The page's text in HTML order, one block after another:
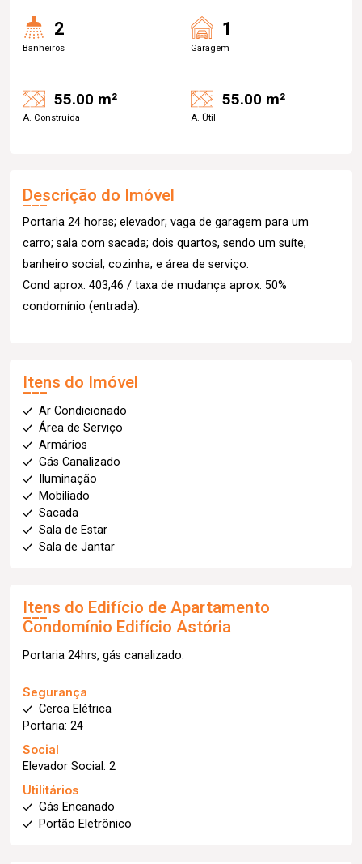
2
Banheiros
1
Garagem
55.00 m²
A. Construída
55.00 m²
A. Útil
Descrição do Imóvel
Portaria 24 horas; elevador; vaga de garagem para um
carro; sala com sacada; dois quartos, sendo um suíte;
banheiro social; cozinha; e área de serviço.
Cond aprox. 403,46 / taxa de mudança aprox. 50%
condomínio (entrada).
Itens do Imóvel
Ar Condicionado
Área de Serviço
Armários
Gás Canalizado
Iluminação
Mobiliado
Sacada
Sala de Estar
Sala de Jantar
Itens do Edifício de Apartamento
Condomínio Edifício Astória
Portaria 24hrs, gás canalizado.
Segurança
Cerca Elétrica
Portaria: 24
Social
Elevador Social: 2
Utilitários
Gás Encanado
Portão Eletrônico